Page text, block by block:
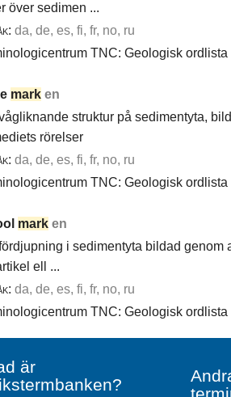
över sedimen ...
da, de, es, fi, fr, no, ru
TNC: Geologisk ordlista
mark en
struktur på sedimentyta,
rörelser
da, de, es, fi, fr, no, ru
TNC: Geologisk ordlista
mark en
i sedimentyta bildad genom
ell ...
da, de, es, fi, fr, no, ru
TNC: Geologisk ordlista
är